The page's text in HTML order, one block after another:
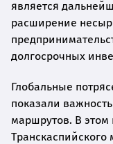
является
расширение
долгосрочных
Глобальные
показали
маршрутов. В этом
Транскаспийского